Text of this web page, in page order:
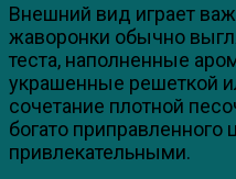
Внешний вид играет
жаворонки обычно
теста, наполненные
украшенные решеткой
сочетание плотной
богато приправленного
привлекательными.